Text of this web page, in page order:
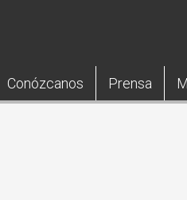
Conózcanos Prensa